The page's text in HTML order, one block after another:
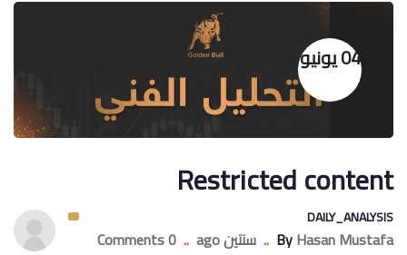
04 يونيو
Restricted content
DAILY_ANALYSIS
ByHasan Mustafa
.. سنتين ago ..
0 Comments